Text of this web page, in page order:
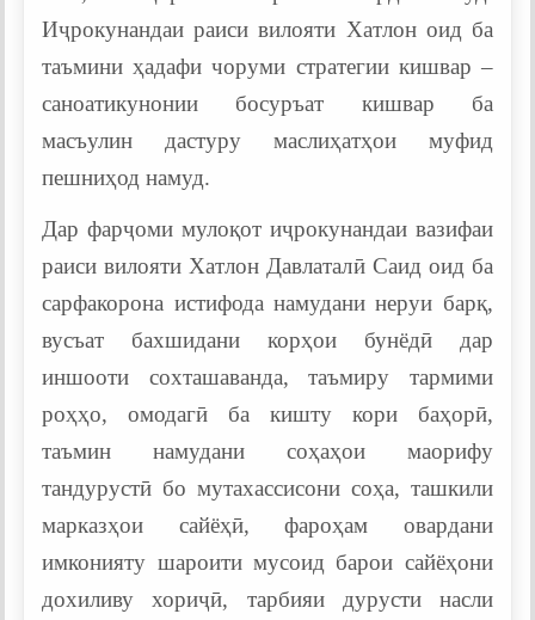
Иҷрокунандаи раиси вилояти Хатлон оид ба
таъмини ҳадафи чоруми стратегии кишвар –
саноатикунонии босуръат кишвар ба
масъулин дастуру маслиҳатҳои муфид
пешниҳод намуд.
Дар фарҷоми мулоқот иҷрокунандаи вазифаи
раиси вилояти Хатлон Давлаталӣ Саид оид ба
сарфакорона истифода намудани неруи барқ,
вусъат бахшидани корҳои бунёдӣ дар
иншооти сохташаванда, таъмиру тармими
роҳҳо, омодагӣ ба кишту кори баҳорӣ,
таъмин намудани соҳаҳои маорифу
тандурустӣ бо мутахассисони соҳа, ташкили
марказҳои сайёҳӣ, фароҳам овардани
имконияту шароити мусоид барои сайёҳони
дохиливу хориҷӣ, тарбияи дурусти насли